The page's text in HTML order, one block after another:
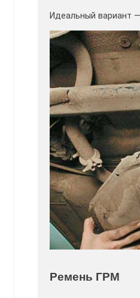
Идеальный вариант
Ремень ГРМ